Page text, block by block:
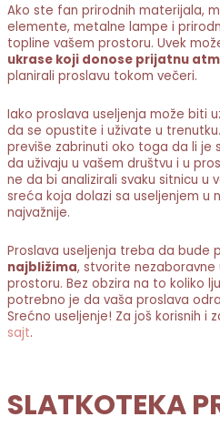
Ako ste fan prirodnih materijala,
elemente, metalne lampe i
topline vašem prostoru. Uvek
ukrase koji donose prijatnu
planirali proslavu tokom večeri.
Iako proslava useljenja može biti
da se opustite i uživate u
previše zabrinuti oko toga da li je
da uživaju u vašem društvu i u
ne da bi analizirali svaku sitnicu u
sreća koja dolazi sa useljenjem u
najvažnije.
Proslava useljenja treba da bude
najbližima, stvorite nezaboravne
prostoru. Bez obzira na to koliko
potrebno je da vaša proslava
Srećno useljenje! Za još korisnih i
sajt.
SLATKOTEKA